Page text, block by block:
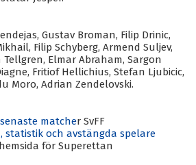
Gustav Broman, Filip Drinic,
Filip Schyberg, Armend Suljev,
Tellgren, Elmar Abraham, Sargon
Fritiof Hellichius, Stefan Ljubicic,
Moro, Adrian Zendelovski.
matcher SvFF
statistik och avstängda spelare
för Superettan